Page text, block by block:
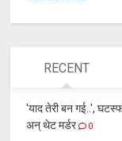
RECENT
'याद तेरी बन गई..',
अन् थेट मर्डर
0